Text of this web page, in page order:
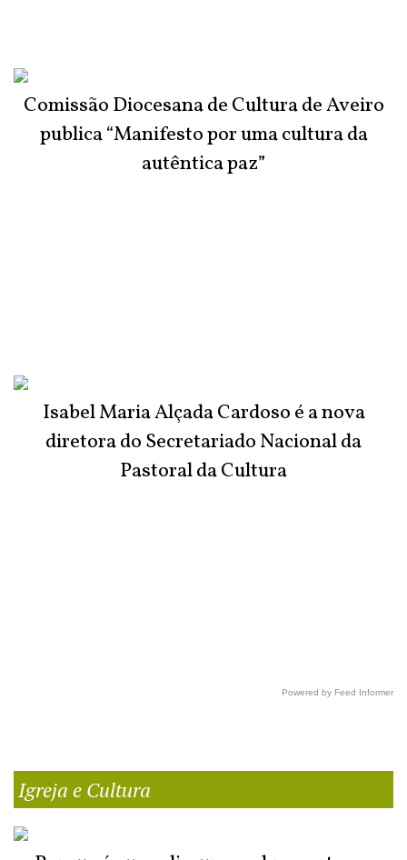
Comissão Diocesana de Cultura de Aveiro
publica “Manifesto por uma cultura da
autêntica paz”
Isabel Maria Alçada Cardoso é a nova
diretora do Secretariado Nacional da
Pastoral da Cultura
Powered by Feed Informer
Igreja e Cultura